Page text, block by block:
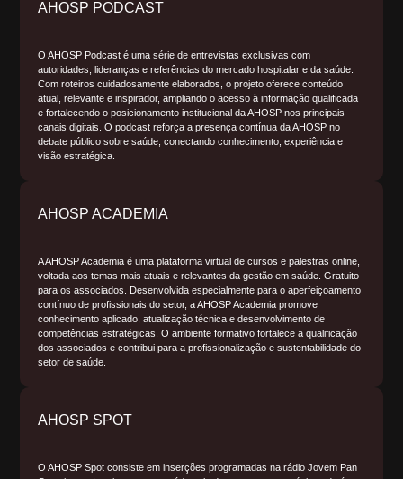
AHOSP PODCAST
O AHOSP Podcast é uma série de entrevistas exclusivas com
autoridades, lideranças e referências do mercado hospitalar e da saúde.
Com roteiros cuidadosamente elaborados, o projeto oferece conteúdo
atual, relevante e inspirador, ampliando o acesso à informação qualificada
e fortalecendo o posicionamento institucional da AHOSP nos principais
canais digitais. O podcast reforça a presença contínua da AHOSP no
debate público sobre saúde, conectando conhecimento, experiência e
visão estratégica.
AHOSP ACADEMIA
A AHOSP Academia é uma plataforma virtual de cursos e palestras online,
voltada aos temas mais atuais e relevantes da gestão em saúde. Gratuito
para os associados. Desenvolvida especialmente para o aperfeiçoamento
contínuo de profissionais do setor, a AHOSP Academia promove
conhecimento aplicado, atualização técnica e desenvolvimento de
competências estratégicas. O ambiente formativo fortalece a qualificação
dos associados e contribui para a profissionalização e sustentabilidade do
setor de saúde.
AHOSP SPOT
O AHOSP Spot consiste em inserções programadas na rádio Jovem Pan